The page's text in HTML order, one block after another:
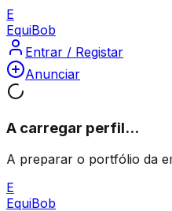
E
EquiBob
Entrar / Registar
Anunciar
A carregar perfil...
A preparar o portfólio da
E
EquiBob